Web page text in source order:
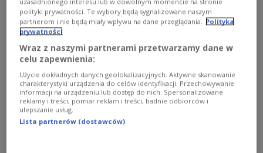
USA podały dane o żołnierzach rannych po
styczniowym irańskim ataku rakietowym
109 amerykańskich żołnierzy zostało rannych w
irańskim ostrzale dwóch baz wojennych w północnym
Iraku, do którego doszło na początku stycznia. O 45
więcej niż Departament Obrony informował pod koniec
polityki prywatności. Te wybory będą sygnalizowane naszym
partnerom i nie będą miały wpływu na dane przeglądania.
Polityka
prywatności
Wraz z naszymi partnerami przetwarzamy dane w
celu zapewnienia:
Użycie dokładnych danych geolokalizacyjnych. Aktywne skanowanie
charakterystyki urządzenia do celów identyfikacji. Przechowywanie
informacji na urządzeniu lub dostęp do nich. Spersonalizowane
reklamy i treści, pomiar reklam i treści, badnie odbiorców i
ulepszanie usług.
Lista partnerów (dostawców)